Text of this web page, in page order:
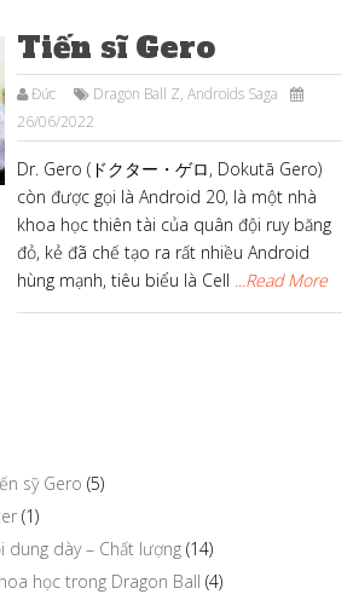
Tiến sĩ Gero
Đức Dragon Ball Z,Androids Saga
26/06/2022
Dr. Gero (ドクター・ゲロ, Dokutā Gero)
còn được gọi là Android 20, là một nhà
khoa học thiên tài của quân đội ruy băng
đỏ, kẻ đã chế tạo ra rất nhiều Android
hùng mạnh, tiêu biểu là Cell ...Read More
sỹ Gero (5)
(1)
dung dày – Chất lượng (14)
học trong Dragon Ball (4)